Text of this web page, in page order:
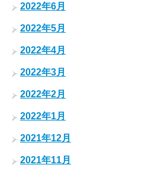
2022年6月
2022年5月
2022年4月
2022年3月
2022年2月
2022年1月
2021年12月
2021年11月